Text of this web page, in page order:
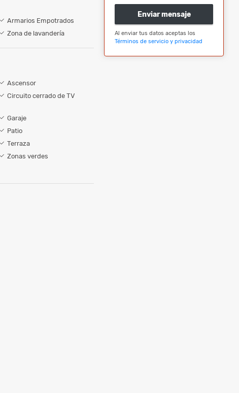
Armarios Empotrados
Zona de lavandería
Ascensor
Circuito cerrado de TV
Garaje
Patio
Terraza
Zonas verdes
Enviar mensaje
Al enviar tus datos aceptas los
Términos de servicio y privacidad